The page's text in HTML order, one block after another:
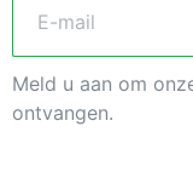
Meld u aan om
ontvangen.